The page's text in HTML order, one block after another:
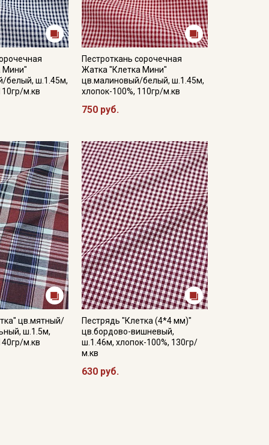
Мини"
белый, ш.1.45м,
м.кв
Пестроткань сорочечная
Жатка "Клетка Мини"
цв.малиновый/белый, ш.1.45м,
хлопок-100%, 110гр/м.кв
750 руб.
цв.мятный/
ш.1.5м,
м.кв
Пестрядь "Клетка (4*4 мм)"
цв.бордово-вишневый,
ш.1.46м, хлопок-100%, 130гр/
м.кв
630 руб.